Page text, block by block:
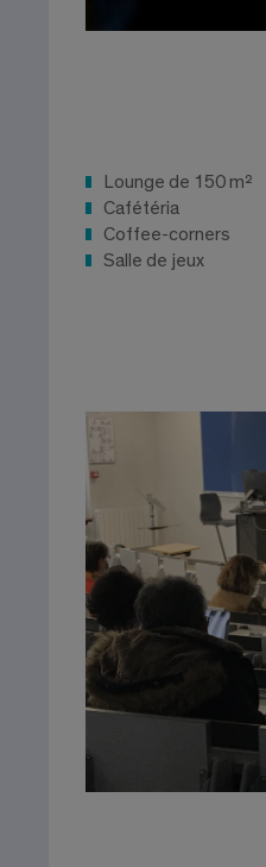
Lounge de 150 m²
Cafétéria
Coffee-corners
Salle de jeux